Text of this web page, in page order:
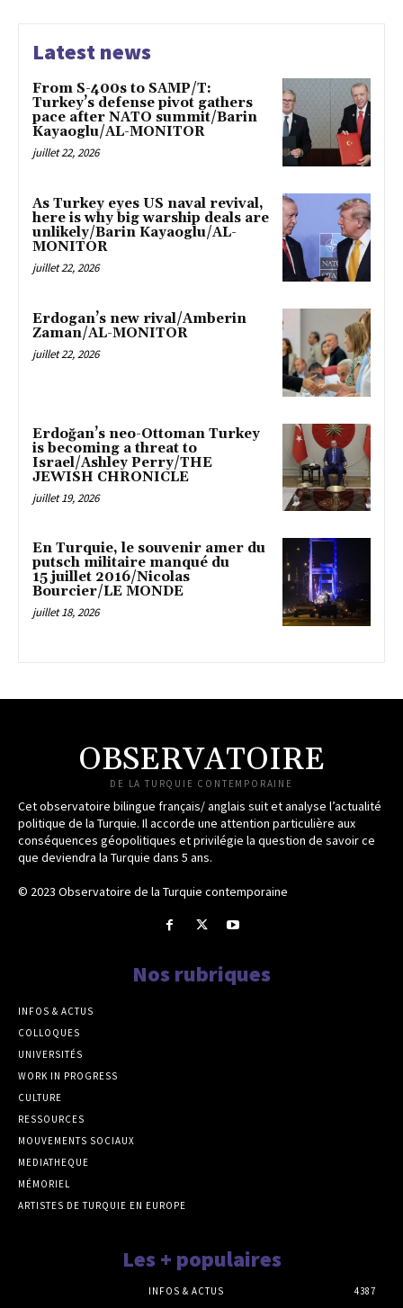
Latest news
From S-400s to SAMP/T:
Turkey’s defense pivot gathers
pace after NATO summit/Barin
Kayaoglu/AL-MONITOR
juillet 22, 2026
As Turkey eyes US naval revival,
here is why big warship deals are
unlikely/Barin Kayaoglu/AL-
MONITOR
juillet 22, 2026
Erdogan’s new rival/Amberin
Zaman/AL-MONITOR
juillet 22, 2026
Erdoğan’s neo-Ottoman Turkey
is becoming a threat to
Israel/Ashley Perry/THE
JEWISH CHRONICLE
juillet 19, 2026
En Turquie, le souvenir amer du
putsch militaire manqué du
15 juillet 2016/Nicolas
Bourcier/LE MONDE
juillet 18, 2026
OBSERVATOIRE
DE LA TURQUIE CONTEMPORAINE
Cet observatoire bilingue français/ anglais suit et analyse l’actualité
politique de la Turquie. Il accorde une attention particulière aux
conséquences géopolitiques et privilégie la question de savoir ce
que deviendra la Turquie dans 5 ans.
© 2023 Observatoire de la Turquie contemporaine
Nos rubriques
INFOS & ACTUS
COLLOQUES
UNIVERSITÉS
WORK IN PROGRESS
CULTURE
RESSOURCES
MOUVEMENTS SOCIAUX
MEDIATHEQUE
MÉMORIEL
ARTISTES DE TURQUIE EN EUROPE
Les + populaires
INFOS & ACTUS
4387